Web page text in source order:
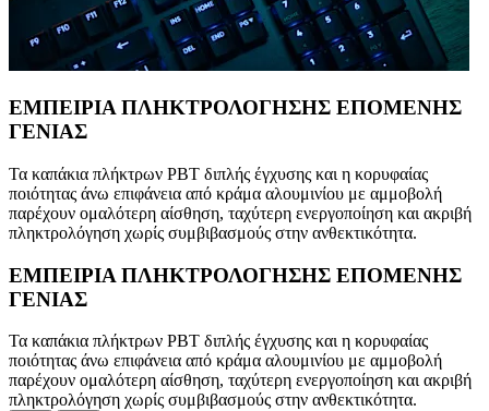
ΕΜΠΕΙΡΙΑ ΠΛΗΚΤΡΟΛΟΓΗΣΗΣ ΕΠΟΜΕΝΗΣ
ΓΕΝΙΑΣ
Τα καπάκια πλήκτρων PBT διπλής έγχυσης και η κορυφαίας
ποιότητας άνω επιφάνεια από κράμα αλουμινίου με αμμοβολή
παρέχουν ομαλότερη αίσθηση, ταχύτερη ενεργοποίηση και ακριβή
πληκτρολόγηση χωρίς συμβιβασμούς στην ανθεκτικότητα.
ΕΜΠΕΙΡΙΑ ΠΛΗΚΤΡΟΛΟΓΗΣΗΣ ΕΠΟΜΕΝΗΣ
ΓΕΝΙΑΣ
Τα καπάκια πλήκτρων PBT διπλής έγχυσης και η κορυφαίας
ποιότητας άνω επιφάνεια από κράμα αλουμινίου με αμμοβολή
παρέχουν ομαλότερη αίσθηση, ταχύτερη ενεργοποίηση και ακριβή
πληκτρολόγηση χωρίς συμβιβασμούς στην ανθεκτικότητα.